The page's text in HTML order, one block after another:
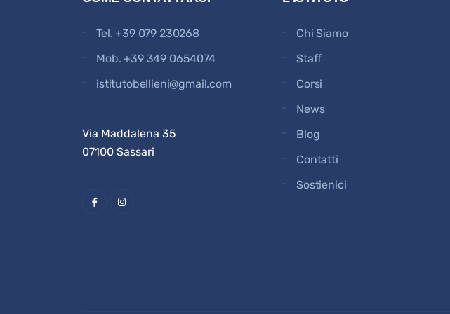
Tel.+39 079 230268
Mob.+39 349 0654074
istitutobellieni@gmail.com
Via Maddalena 35
07100 Sassari
Chi Siamo
Staff
Corsi
News
Blog
Contatti
Sostienici